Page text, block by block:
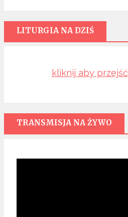
LITURGIA NA DZIŚ
kliknij aby przejść
TRANSMISJA NA ŻYWO